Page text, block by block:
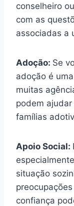
conselheiro
com as
associadas a
Adoção: Se
adoção é
muitas
podem
famílias
Apoio Social:
situação
confiança